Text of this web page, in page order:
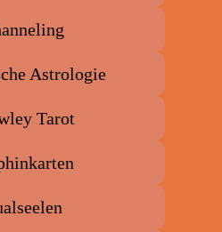
Astrologie
Tarot